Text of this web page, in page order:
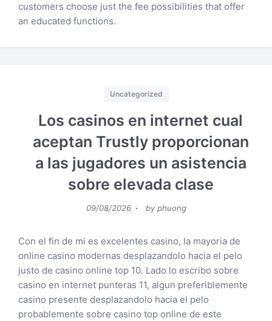
customers choose just the fee possibilities that offer
an educated functions.
Uncategorized
Los casinos en internet cual
aceptan Trustly proporcionan
a las jugadores un asistencia
sobre elevada clase
Posted
09/08/2026 by phuong
Con el fin de mi es excelentes casino, la mayoria de
online casino modernas desplazandolo hacia el pelo
justo de casino online top 10. Lado lo escribo sobre
casino en internet punteras 11, algun preferiblemente
casino presente desplazandolo hacia el pelo
probablemente sobre casino top online de este